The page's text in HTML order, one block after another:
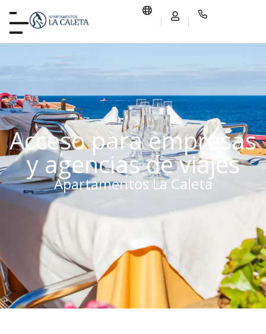
Acceso para empresas
y agencias de viajes
Apartamentos La Caleta